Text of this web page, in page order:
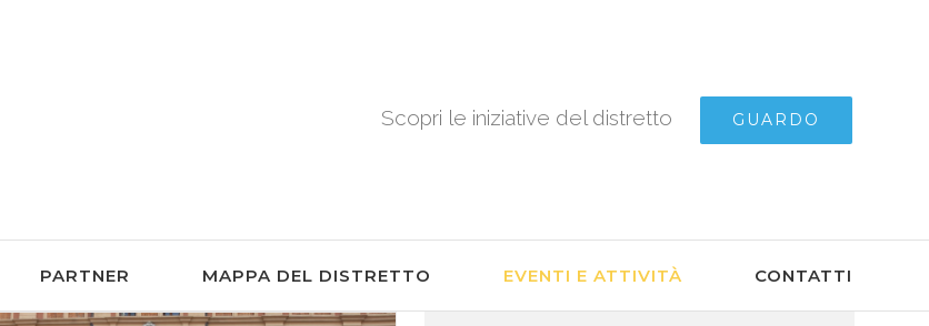
Scopri le iniziative del distretto GUARDO
PARTNER MAPPA DEL DISTRETTO EVENTI E ATTIVITÀ CONTATTI